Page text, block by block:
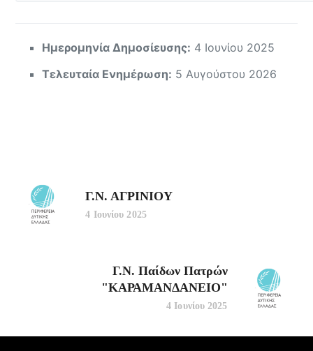
Ημερομηνία Δημοσίευσης: 4 Ιουνίου 2025
Τελευταία Ενημέρωση: 5 Αυγούστου 2026
Γ.Ν. ΑΓΡΙΝΙΟΥ
4 Ιουνίου 2025
Γ.Ν. Παίδων Πατρών
"ΚΑΡΑΜΑΝΔΑΝΕΙΟ"
4 Ιουνίου 2025